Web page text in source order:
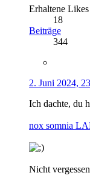
Erhaltene Likes
18
Beiträge
344
2. Juni 2024,
Ich dachte, du
nox somnia
Nicht